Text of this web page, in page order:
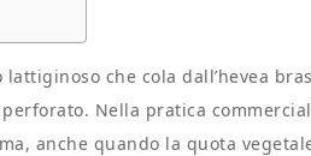
che cola dall’hevea
Nella pratica
anche quando la quota